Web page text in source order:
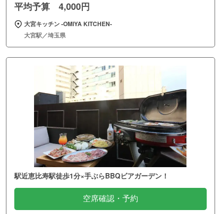
平均予算 4,000円
大宮キッチン ‐OMIYA KITCHEN‐
大宮駅／埼玉県
駅近恵比寿駅徒歩1分×手ぶらBBQビアガーデン！
空席確認・予約